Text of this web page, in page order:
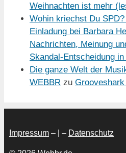
Weihnachten ist mehr
Wohin kriechst Du
Einladung bei Barbara
Nachrichten, Meinung
Skandal-Entscheidung in
Die ganze Welt der
WEBBR zu
Impressum – | – Datenschutz